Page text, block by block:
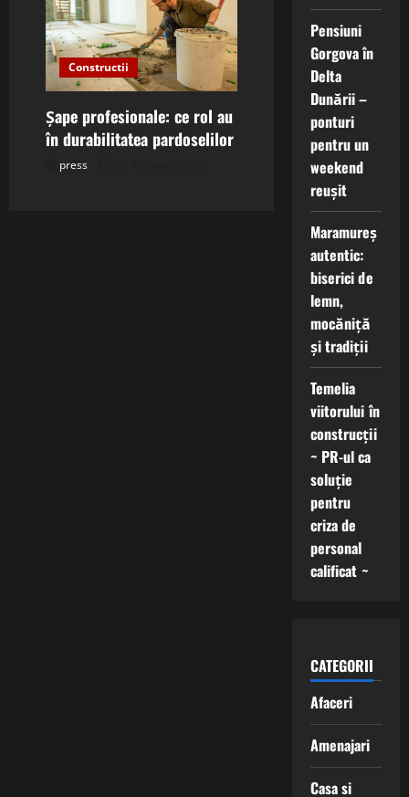
Constructii
Șape profesionale: ce rol au
în durabilitatea pardoselilor
press
Pensiuni
Gorgova în
Delta
Dunării –
ponturi
pentru un
weekend
reușit
Maramureș
autentic:
biserici de
lemn,
mocăniță
și tradiții
Temelia
viitorului în
construcții
~ PR-ul ca
soluție
pentru
criza de
personal
calificat ~
CATEGORII
Afaceri
Amenajari
Casa si